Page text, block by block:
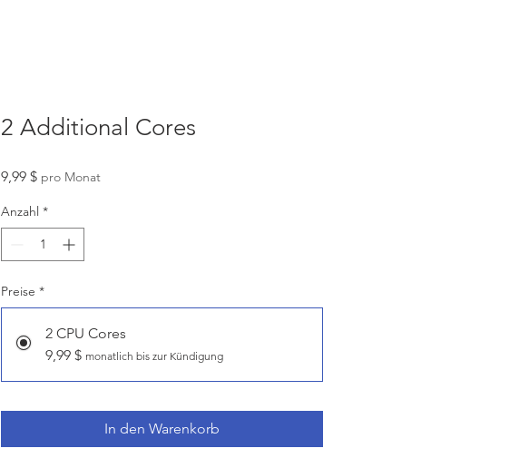
2 Additional Cores
9,99 $Preis
pro Monat
Anzahl *
Preise *
2 CPU Cores
9,99 $ monatlich bis zur Kündigung
In den Warenkorb